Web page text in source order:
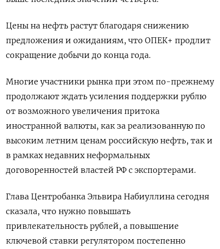
Цены на нефть растут благодаря снижению
предложения и ожиданиям, что ОПЕК+ продлит
сокращение добычи до конца года.
Многие участники рынка при этом по-прежнему
продолжают ждать усиления поддержки рублю
от возможного увеличения притока
иностранной валюты, как за реализованную по
высоким летним ценам российскую нефть, так и
в рамках недавних неформальных
договоренностей властей РФ с экспортерами.
Глава Центробанка Эльвира Набиуллина сегодня
сказала, что нужно повышать
привлекательность рублей, а повышение
ключевой ставки регулятором постепенно